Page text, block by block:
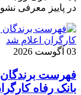
در پاییز معرفی
03 آگوست 2026
فهرست
بانک رفاه